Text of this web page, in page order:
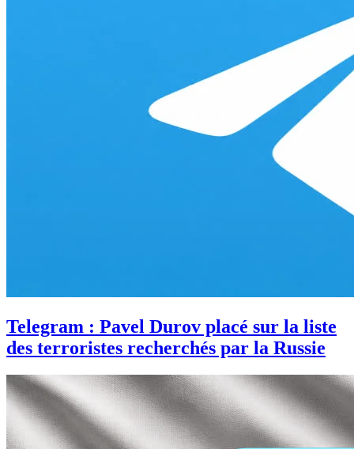
Telegram : Pavel Durov placé sur la liste
des terroristes recherchés par la Russie